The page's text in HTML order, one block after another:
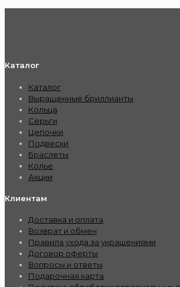
Каталог
Каталог
Выращенные бриллианты
Кольца
Серьги
Цепочки
Подвески
Браслеты
Колье
Акции
Клиентам
Доставка и оплата
Возврат и обмен
Правила ухода за украшениями
Договор оферты
Вопросы и ответы
Подарочная карта